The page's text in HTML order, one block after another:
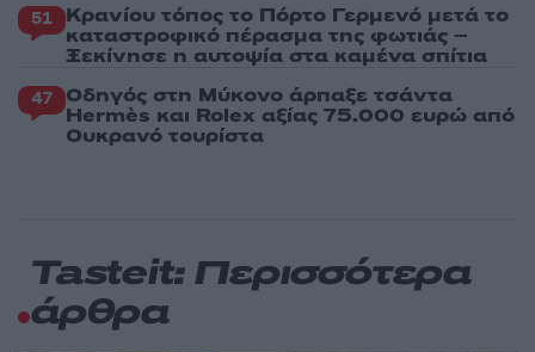
51 Κρανίου τόπος το Πόρτο Γερμενό μετά το
καταστροφικό πέρασμα της φωτιάς –
Ξεκίνησε η αυτοψία στα καμένα σπίτια
47 Οδηγός στη Μύκονο άρπαξε τσάντα
Hermès και Rolex αξίας 75.000 ευρώ από
Ουκρανό τουρίστα
Tasteit: Περισσότερα
άρθρα